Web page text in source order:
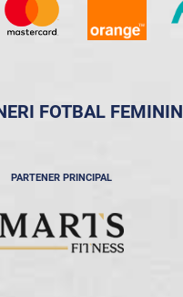
FOTBAL FEMININ
PARTENER PRINCIPAL